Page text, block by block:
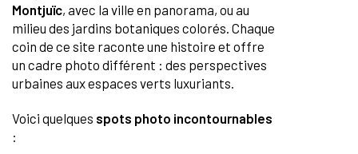
Montjuïc, avec la ville en panorama, ou au
milieu des jardins botaniques colorés. Chaque
coin de ce site raconte une histoire et offre
un cadre photo différent : des perspectives
urbaines aux espaces verts luxuriants.
Voici quelques spots photo incontournables
: